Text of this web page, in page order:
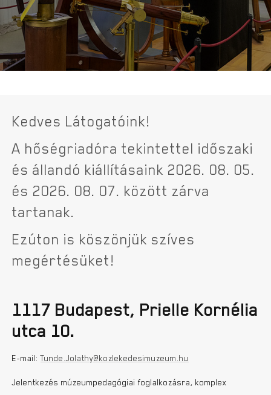
Kedves Látogatóink!
A hőségriadóra tekintettel időszaki
és állandó kiállításaink 2026. 08. 05.
és 2026. 08. 07. között zárva
tartanak.
Ezúton is köszönjük szíves
megértésüket!
1117 Budapest, Prielle Kornélia
utca 10.
E-mail:Tunde.Jolathy@kozlekedesimuzeum.hu
Jelentkezés múzeumpedagógiai foglalkozásra, komplex